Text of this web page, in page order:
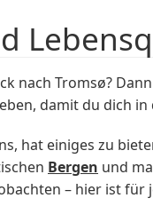
nach Tromsø?
damit du dich
hat einiges zu
Bergen und
– hier ist für